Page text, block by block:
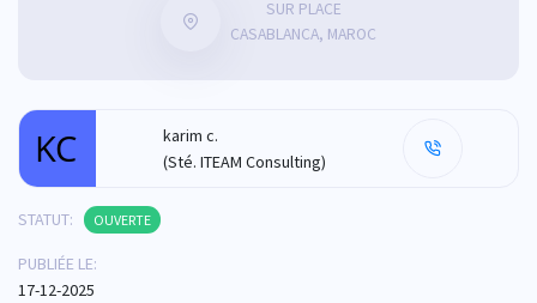
SUR PLACE
CASABLANCA, MAROC
karim c.
(Sté. ITEAM Consulting)
STATUT: OUVERTE
PUBLIÉE LE:
17-12-2025